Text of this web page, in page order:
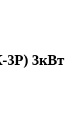
3Р) 3кВт